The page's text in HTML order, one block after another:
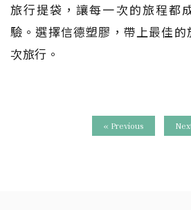
旅行提袋，讓每一次的旅程都
驗。選擇信德塑膠，帶上最佳
次旅行。
« Previous